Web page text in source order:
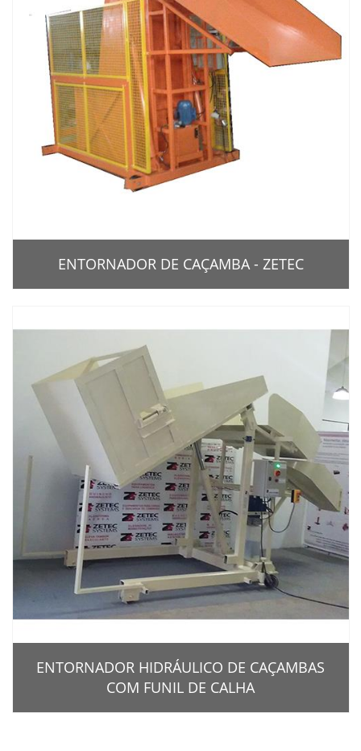
ENTORNADOR DE CAÇAMBA - ZETEC
ENTORNADOR HIDRÁULICO DE CAÇAMBAS
COM FUNIL DE CALHA